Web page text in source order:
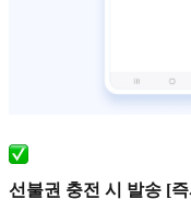
선불권 충전 시 발송 [